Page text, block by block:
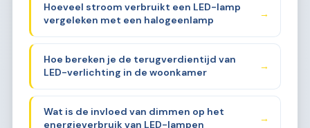
Hoeveel stroom verbruikt een LED-lamp
vergeleken met een halogeenlamp
→
Hoe bereken je de terugverdientijd van
LED-verlichting in de woonkamer
→
Wat is de invloed van dimmen op het
energieverbruik van LED-lampen
→